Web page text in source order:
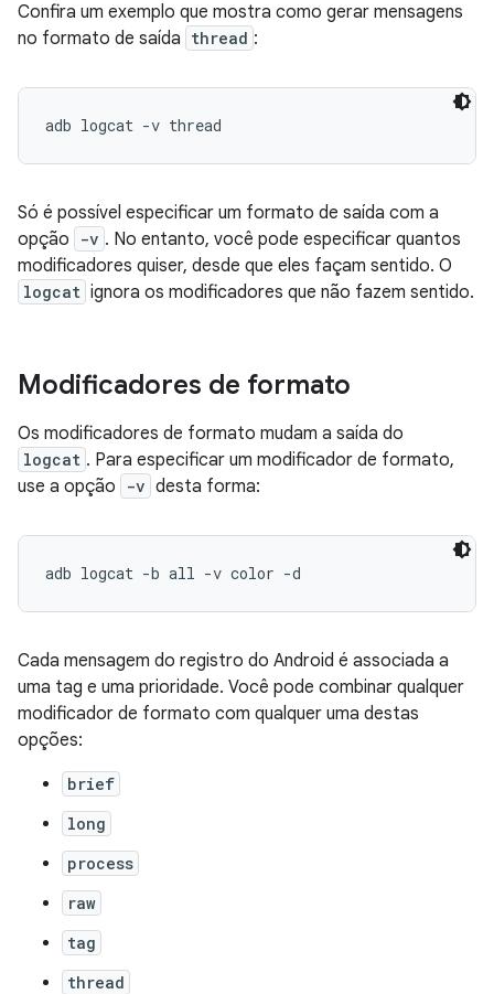
Confira um exemplo que mostra como gerar mensagens
no formato de saída thread :
Só é possível especificar um formato de saída com a
opção
-v . No entanto, você pode especificar quantos
modificadores quiser, desde que eles façam sentido. O
logcat ignora os modificadores que não fazem sentido.
Modificadores de formato
Os modificadores de formato mudam a saída do
logcat . Para especificar um modificador de formato,
use a opção
-v desta forma:
Cada mensagem do registro do Android é associada a
uma tag e uma prioridade. Você pode combinar qualquer
modificador de formato com qualquer uma destas
opções:
brief
long
process
raw
tag
thread